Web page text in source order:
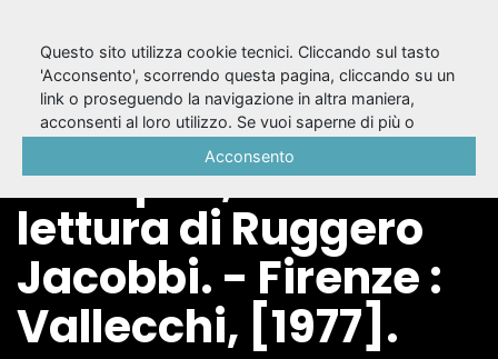
Ibsen / Scipio
Slataper ; invito alla
lettura di Ruggero
Jacobbi. - Firenze :
Vallecchi, [1977].
Questo sito utilizza cookie tecnici. Cliccando sul tasto
'Acconsento', scorrendo questa pagina, cliccando su un
link o proseguendo la navigazione in altra maniera,
acconsenti al loro utilizzo. Se vuoi saperne di più o
Acconsento